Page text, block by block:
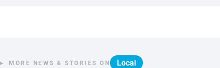
MORE NEWS & STORIES ON Local